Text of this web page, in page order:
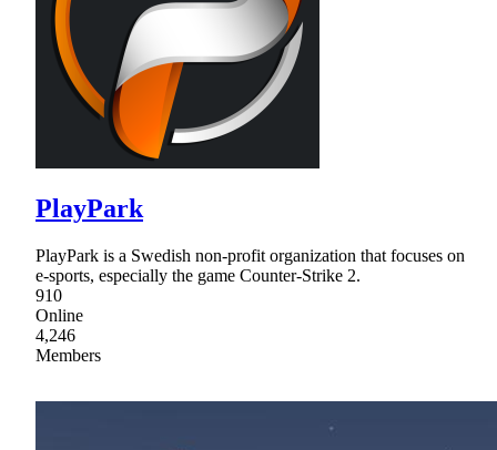
PlayPark
PlayPark is a Swedish non-profit organization that focuses on
e-sports, especially the game Counter-Strike 2.
910
Online
4,246
Members